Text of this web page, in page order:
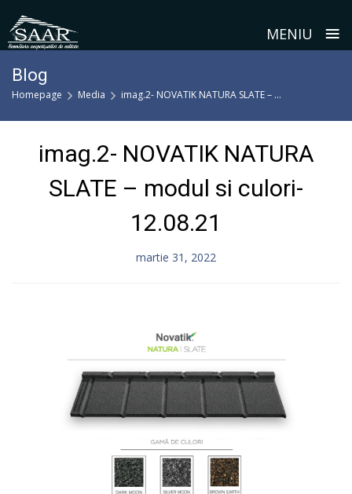
MENIU ≡
content
Blog
Homepage Media imag.2- NOVATIK NATURA SLATE – ...
imag.2- NOVATIK NATURA
SLATE – modul si culori-
12.08.21
martie 31, 2022